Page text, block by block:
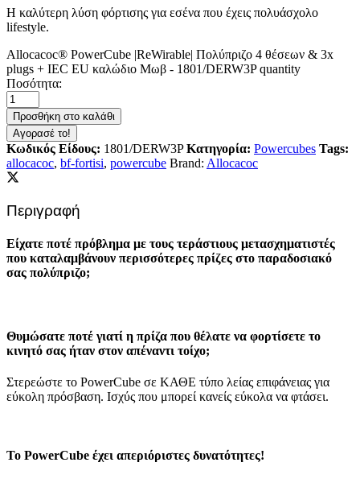
Η καλύτερη λύση φόρτισης για εσένα που έχεις πολυάσχολο
lifestyle.
Allocacoc® PowerCube |ReWirable| Πολύπριζο 4 θέσεων & 3x
plugs + IEC EU καλώδιο Μωβ - 1801/DERW3P quantity
Ποσότητα:
Προσθήκη στο καλάθι
Αγορασέ το!
Κωδικός Είδους: 1801/DERW3PΚατηγορία: Powercubes Tags:
allocacoc, bf-fortisi, powercube Brand: Allocacoc
Περιγραφή
Είχατε ποτέ πρόβλημα με τους τεράστιους μετασχηματιστές
που καταλαμβάνουν περισσότερες πρίζες στο παραδοσιακό
σας πολύπριζο;
Θυμώσατε ποτέ γιατί η πρίζα που θέλατε να φορτίσετε το
κινητό σας ήταν στον απέναντι τοίχο;
Στερεώστε το PowerCube σε ΚΑΘΕ τύπο λείας επιφάνειας για
εύκολη πρόσβαση. Ισχύς που μπορεί κανείς εύκολα να φτάσει.
Το PowerCube έχει απεριόριστες δυνατότητες!